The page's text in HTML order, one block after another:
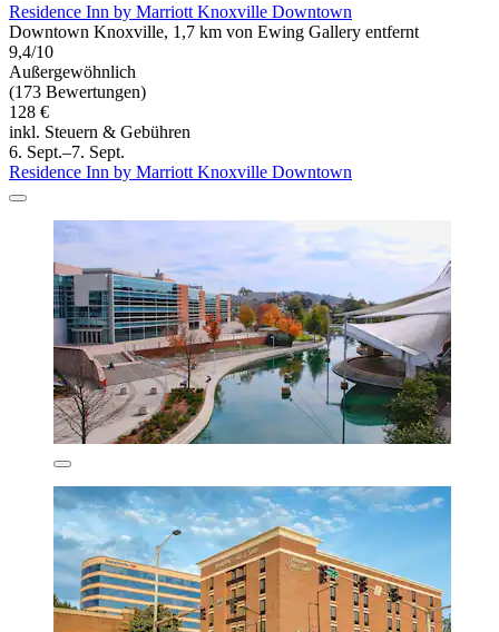
Residence Inn by Marriott Knoxville Downtown
Downtown Knoxville, 1,7 km von Ewing Gallery entfernt
9,4/10
Außergewöhnlich
(173 Bewertungen)
128 €
inkl. Steuern & Gebühren
6. Sept.–7. Sept.
Residence Inn by Marriott Knoxville Downtown